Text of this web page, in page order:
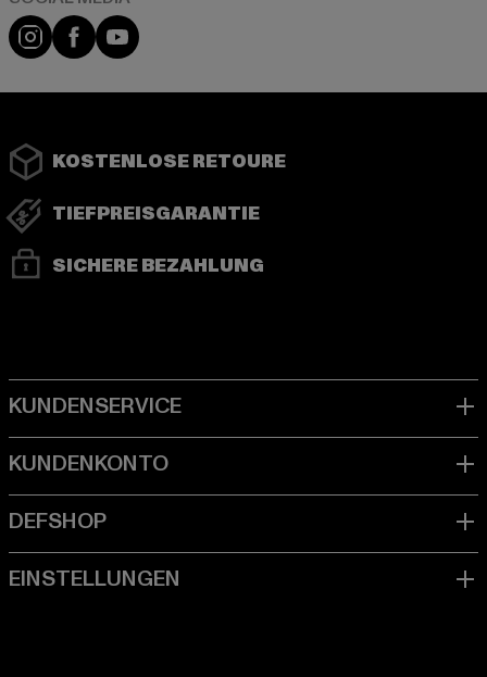
Instagram
FacebookYouTube
KOSTENLOSE RETOURE
TIEFPREISGARANTIE
SICHERE BEZAHLUNG